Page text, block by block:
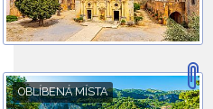
OBLÍBENÁ MÍSTA